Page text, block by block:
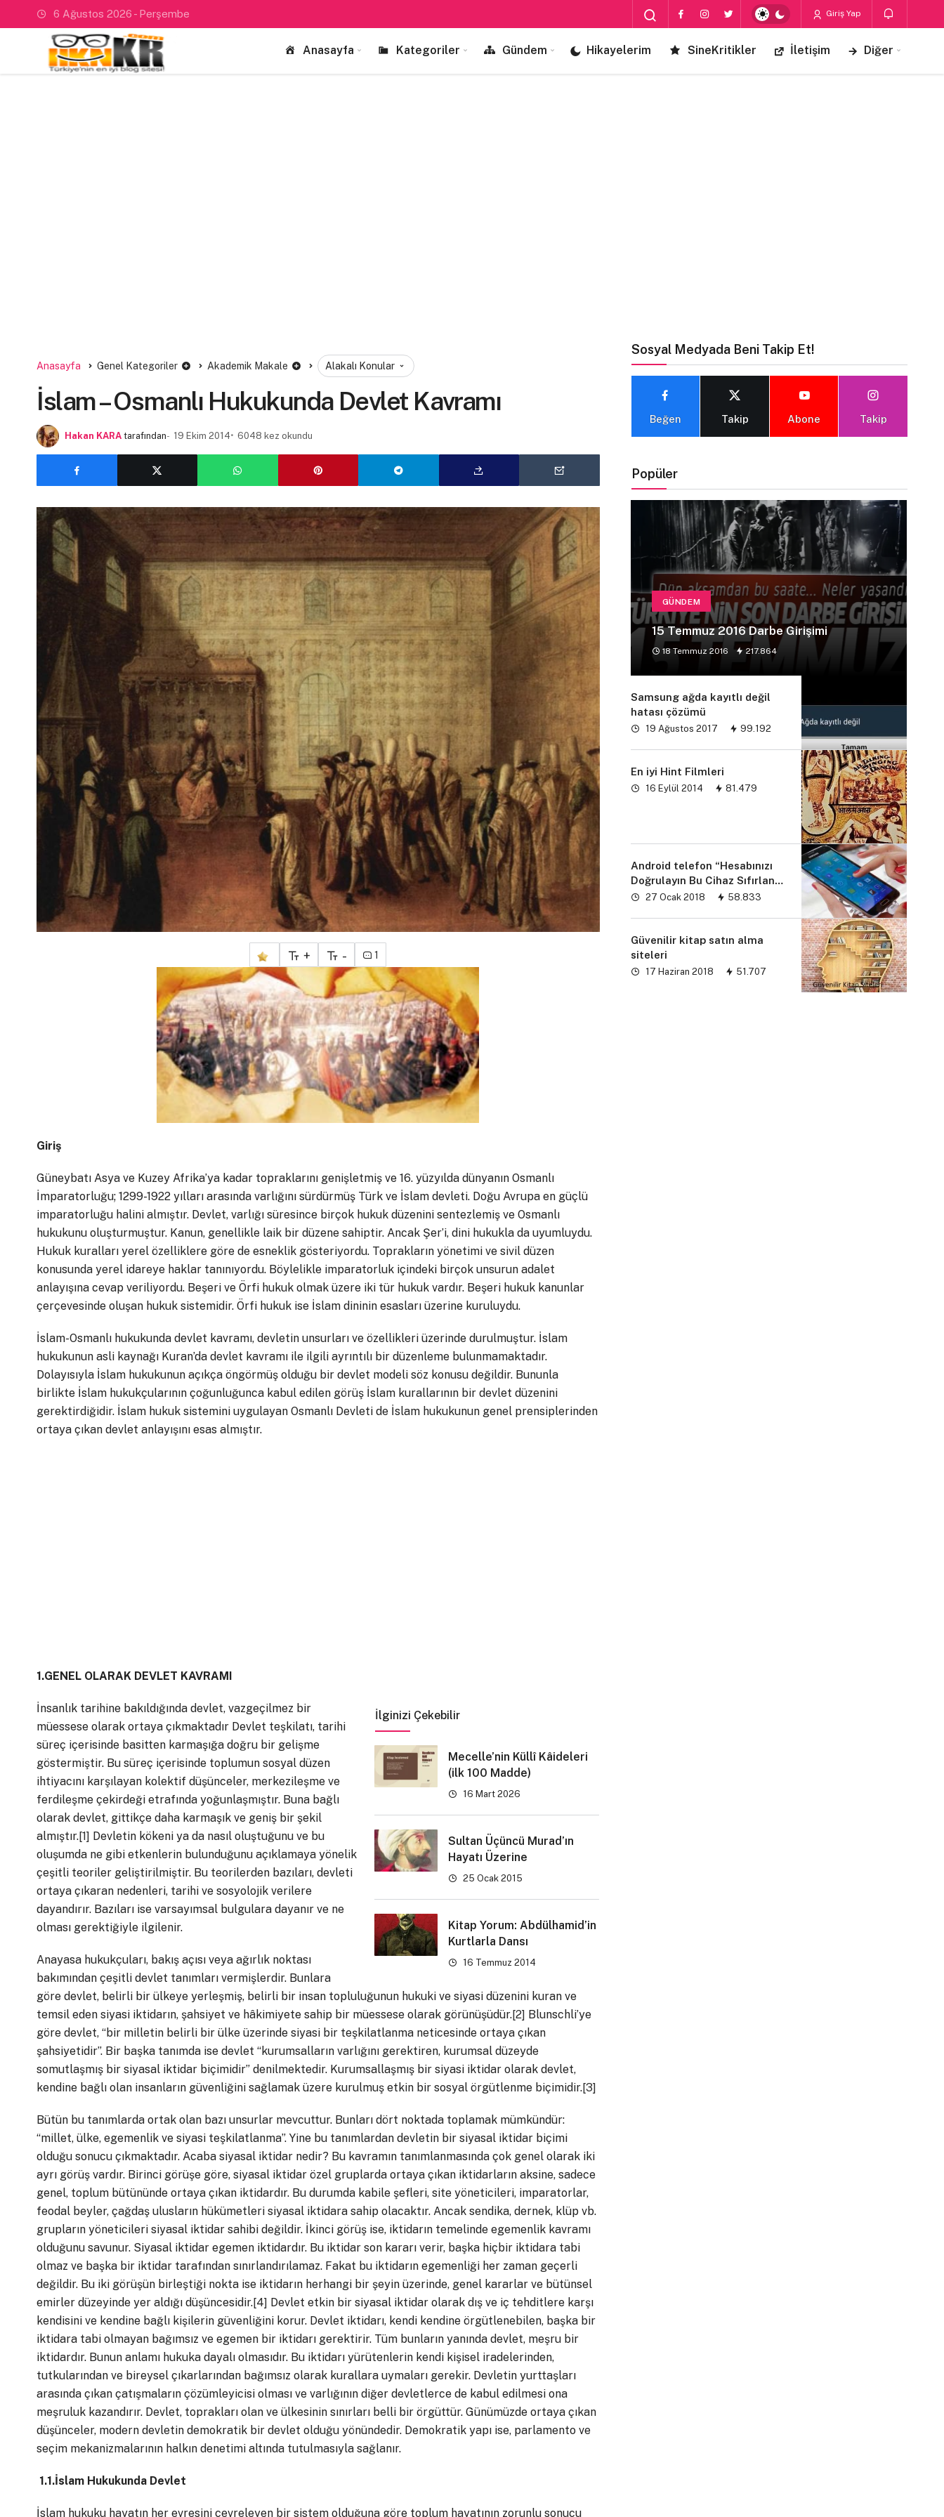
6 Ağustos 2026 - Perşembe Giriş Yap
Anasayfa Kategoriler Gündem Hikayelerim SineKritikler İletişim Diğer
Anasayfa Genel Kategoriler Akademik Makale Alakalı Konular
İslam – Osmanlı Hukukunda Devlet Kavramı
Hakan KARA tarafından 19 Ekim 2014 6048 kez okundu
+ - 1
Giriş
Güneybatı Asya ve Kuzey Afrika’ya kadar topraklarını genişletmiş ve 16. yüzyılda dünyanın Osmanlı
İmparatorluğu; 1299-1922 yılları arasında varlığını sürdürmüş Türk ve İslam devleti. Doğu Avrupa en güçlü
imparatorluğu halini almıştır. Devlet, varlığı süresince birçok hukuk düzenini sentezlemiş ve Osmanlı
hukukunu oluşturmuştur. Kanun, genellikle laik bir düzene sahiptir. Ancak Şer’i, dini hukukla da uyumluydu.
Hukuk kuralları yerel özelliklere göre de esneklik gösteriyordu. Toprakların yönetimi ve sivil düzen
konusunda yerel idareye haklar tanınıyordu. Böylelikle imparatorluk içindeki birçok unsurun adalet
anlayışına cevap veriliyordu. Beşeri ve Örfi hukuk olmak üzere iki tür hukuk vardır. Beşeri hukuk kanunlar
çerçevesinde oluşan hukuk sistemidir. Örfi hukuk ise İslam dininin esasları üzerine kuruluydu.
İslam-Osmanlı hukukunda devlet kavramı, devletin unsurları ve özellikleri üzerinde durulmuştur. İslam
hukukunun asli kaynağı Kuran’da devlet kavramı ile ilgili ayrıntılı bir düzenleme bulunmamaktadır.
Dolayısıyla İslam hukukunun açıkça öngörmüş olduğu bir devlet modeli söz konusu değildir. Bununla
birlikte İslam hukukçularının çoğunluğunca kabul edilen görüş İslam kurallarının bir devlet düzenini
gerektirdiğidir. İslam hukuk sistemini uygulayan Osmanlı Devleti de İslam hukukunun genel prensiplerinden
ortaya çıkan devlet anlayışını esas almıştır.
1.GENEL OLARAK DEVLET KAVRAMI
İlginizi Çekebilir
Mecelle’nin Küllî Kâideleri
(ilk 100 Madde)
16 Mart 2026
Sultan Üçüncü Murad’ın
Hayatı Üzerine
25 Ocak 2015
Kitap Yorum: Abdülhamid’in
Kurtlarla Dansı
16 Temmuz 2014
İnsanlık tarihine bakıldığında devlet, vazgeçilmez bir
müessese olarak ortaya çıkmaktadır Devlet teşkilatı, tarihi
süreç içerisinde basitten karmaşığa doğru bir gelişme
göstermiştir. Bu süreç içerisinde toplumun sosyal düzen
ihtiyacını karşılayan kolektif düşünceler, merkezileşme ve
ferdileşme çekirdeği etrafında yoğunlaşmıştır. Buna bağlı
olarak devlet, gittikçe daha karmaşık ve geniş bir şekil
almıştır.[1] Devletin kökeni ya da nasıl oluştuğunu ve bu
oluşumda ne gibi etkenlerin bulunduğunu açıklamaya yönelik
çeşitli teoriler geliştirilmiştir. Bu teorilerden bazıları, devleti
ortaya çıkaran nedenleri, tarihi ve sosyolojik verilere
dayandırır. Bazıları ise varsayımsal bulgulara dayanır ve ne
olması gerektiğiyle ilgilenir.
Anayasa hukukçuları, bakış açısı veya ağırlık noktası
bakımından çeşitli devlet tanımları vermişlerdir. Bunlara
göre devlet, belirli bir ülkeye yerleşmiş, belirli bir insan topluluğunun hukuki ve siyasi düzenini kuran ve
temsil eden siyasi iktidarın, şahsiyet ve hâkimiyete sahip bir müessese olarak görünüşüdür.[2] Blunschli’ye
göre devlet, “bir milletin belirli bir ülke üzerinde siyasi bir teşkilatlanma neticesinde ortaya çıkan
şahsiyetidir”. Bir başka tanımda ise devlet “kurumsalların varlığını gerektiren, kurumsal düzeyde
somutlaşmış bir siyasal iktidar biçimidir” denilmektedir. Kurumsallaşmış bir siyasi iktidar olarak devlet,
kendine bağlı olan insanların güvenliğini sağlamak üzere kurulmuş etkin bir sosyal örgütlenme biçimidir.[3]
Bütün bu tanımlarda ortak olan bazı unsurlar mevcuttur. Bunları dört noktada toplamak mümkündür:
“millet, ülke, egemenlik ve siyasi teşkilatlanma”. Yine bu tanımlardan devletin bir siyasal iktidar biçimi
olduğu sonucu çıkmaktadır. Acaba siyasal iktidar nedir? Bu kavramın tanımlanmasında çok genel olarak iki
ayrı görüş vardır. Birinci görüşe göre, siyasal iktidar özel gruplarda ortaya çıkan iktidarların aksine, sadece
genel, toplum bütününde ortaya çıkan iktidardır. Bu durumda kabile şefleri, site yöneticileri, imparatorlar,
feodal beyler, çağdaş ulusların hükümetleri siyasal iktidara sahip olacaktır. Ancak sendika, dernek, klüp vb.
grupların yöneticileri siyasal iktidar sahibi değildir. İkinci görüş ise, iktidarın temelinde egemenlik kavramı
olduğunu savunur. Siyasal iktidar egemen iktidardır. Bu iktidar son kararı verir, başka hiçbir iktidara tabi
olmaz ve başka bir iktidar tarafından sınırlandırılamaz. Fakat bu iktidarın egemenliği her zaman geçerli
değildir. Bu iki görüşün birleştiği nokta ise iktidarın herhangi bir şeyin üzerinde, genel kararlar ve bütünsel
emirler düzeyinde yer aldığı düşüncesidir.[4] Devlet etkin bir siyasal iktidar olarak dış ve iç tehditlere karşı
kendisini ve kendine bağlı kişilerin güvenliğini korur. Devlet iktidarı, kendi kendine örgütlenebilen, başka bir
iktidara tabi olmayan bağımsız ve egemen bir iktidarı gerektirir. Tüm bunların yanında devlet, meşru bir
iktidardır. Bunun anlamı hukuka dayalı olmasıdır. Bu iktidarı yürütenlerin kendi kişisel iradelerinden,
tutkularından ve bireysel çıkarlarından bağımsız olarak kurallara uymaları gerekir. Devletin yurttaşları
arasında çıkan çatışmaların çözümleyicisi olması ve varlığının diğer devletlerce de kabul edilmesi ona
meşruluk kazandırır. Devlet, toprakları olan ve ülkesinin sınırları belli bir örgüttür. Günümüzde ortaya çıkan
düşünceler, modern devletin demokratik bir devlet olduğu yönündedir. Demokratik yapı ise, parlamento ve
seçim mekanizmalarının halkın denetimi altında tutulmasıyla sağlanır.
1.1.İslam Hukukunda Devlet
İslam hukuku hayatın her evresini çevreleyen bir sistem olduğuna göre toplum hayatının zorunlu sonucu
Sosyal Medyada Beni Takip Et!
Beğen Takip Abone Takip
Popüler
GÜNDEM
15 Temmuz 2016 Darbe Girişimi
18 Temmuz 2016 217.864
Samsung ağda kayıtlı değil
hatası çözümü
19 Ağustos 2017 99.192
En iyi Hint Filmleri
16 Eylül 2014 81.479
Android telefon “Hesabınızı
Doğrulayın Bu Cihaz Sıfırlandı
sorunu” çözümü
27 Ocak 2018 58.833
Güvenilir kitap satın alma
siteleri
17 Haziran 2018 51.707